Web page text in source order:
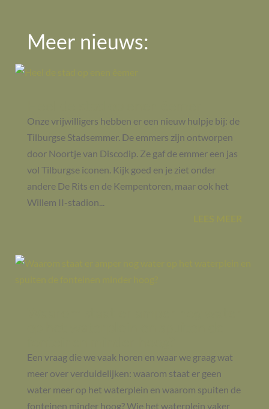
Meer nieuws:
Onze vrijwilligers hebben er een nieuw hulpje bij: de
Tilburgse Stadsemmer. De emmers zijn ontworpen
door Noortje van Discodip. Ze gaf de emmer een jas
vol Tilburgse iconen. Kijk goed en je ziet onder
andere De Rits en de Kempentoren, maar ook het
Willem II-stadion...
Een vraag die we vaak horen en waar we graag wat
meer over verduidelijken: waarom staat er geen
water meer op het waterplein en waarom spuiten de
fonteinen minder hoog? Wie het waterplein vaker